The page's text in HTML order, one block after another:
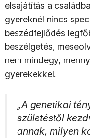
elsajátítás a
gyereknél nincs
beszédfejlődés
beszélgetés,
nem mindegy,
gyerekekkel.
„A genetikai
születéstől
annak, milyen